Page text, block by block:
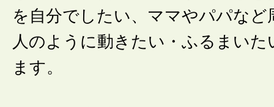
を自分でしたい、ママやパパなど
人のように動きたい・ふるまいた
ます。